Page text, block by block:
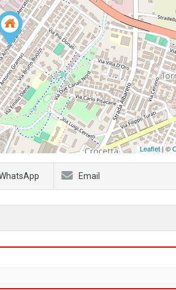
Leaflet| ©
Email